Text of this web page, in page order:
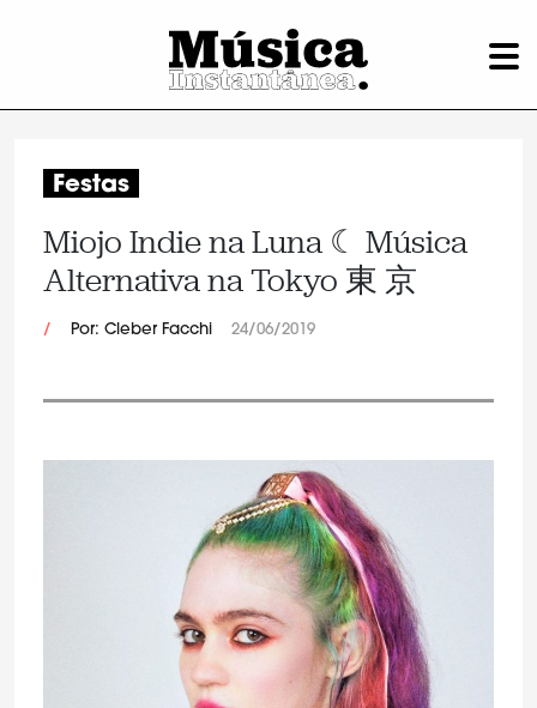
Festas
Miojo Indie na Luna ☾ Música
Alternativa na Tokyo 東 京
/ Por: Cleber Facchi 24/06/2019